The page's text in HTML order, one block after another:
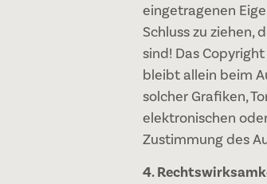
eingetragenen
Schluss zu ziehen,
sind! Das
bleibt allein beim
solcher Grafiken,
elektronischen
Zustimmung des
4.